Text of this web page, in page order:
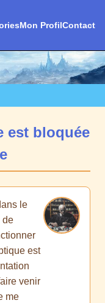
Mon ProfilContact
est bloquée
le
de
est
venir
me